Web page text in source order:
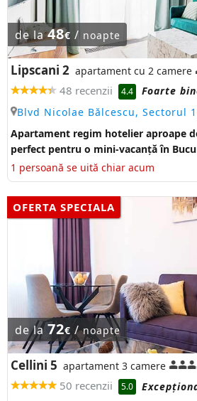
de la48€ / noapte
Lipscani 2 apartament cu 2 camere
48 recenzii 4.4
Foarte
Blvd Nicolae Bălcescu, Sectorul
Apartament regim hotelier aproape
perfect pentru o mini-vacanță în
1 persoană se uită chiar acum
OFERTA SPECIALA
de la72€ /noapte
Cellini 5 apartament 3 camere
50 recenzii 5.0